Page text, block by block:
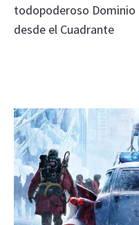
todopoderoso Dominio
desde el Cuadrante